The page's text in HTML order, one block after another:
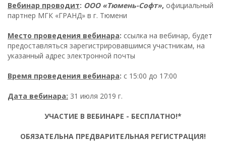
Вебинар проводит: ООО «Тюмень-Софт», официальный
партнер МГК «ГРАНД» в г. Тюмени
Место проведения вебинара: ссылка на вебинар, будет
предоставляться зарегистрировавшимся участникам, на
указанный адрес электронной почты
Время проведения вебинара: с 15:00 до 17:00
Дата вебинара: 31 июля 2019 г.
УЧАСТИЕ В ВЕБИНАРЕ - БЕСПЛАТНО!*
ОБЯЗАТЕЛЬНА ПРЕДВАРИТЕЛЬНАЯ РЕГИСТРАЦИЯ!